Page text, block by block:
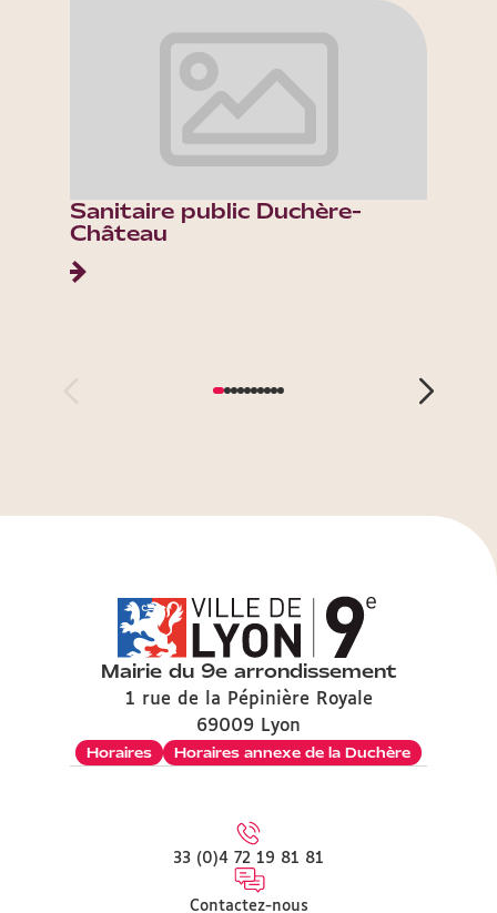
Sanitaire public Duchère-
Château
Mairie du 9e arrondissement
1 rue de la Pépinière Royale
69009 Lyon
Horaires
Horaires annexe de la Duchère
33 (0)4 72 19 81 81
Contactez-nous